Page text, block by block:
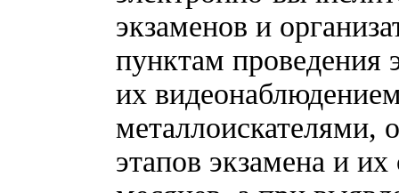
экзаменов и
пунктам проведения
их
металлоискателями,
этапов экзамена и